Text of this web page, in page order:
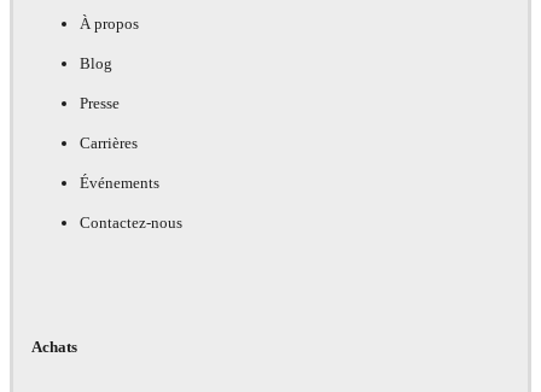
À propos
Blog
Presse
Carrières
Événements
Contactez-nous
Achats